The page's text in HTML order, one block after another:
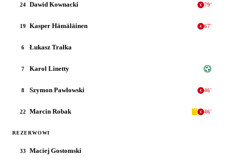
24 Dawid Kownacki 79'
19 Kasper Hämäläinen 67'
6 Łukasz Trałka
7 Karol Linetty
8 Szymon Pawłowski 46'
22 Marcin Robak 46'
REZERWOWI
33 Maciej Gostomski